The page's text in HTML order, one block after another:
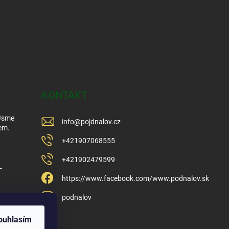
KONTAKT
info@pojdnalov.cz
+421907068555
+421902479599
https://www.facebook.com/www.podnalov.sk
podnalov